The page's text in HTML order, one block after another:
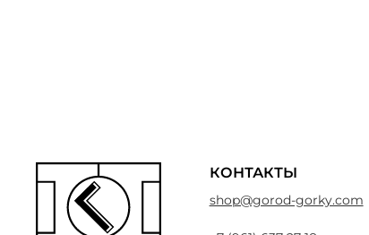
КОНТАКТЫ
shop@gorod-gorky.com